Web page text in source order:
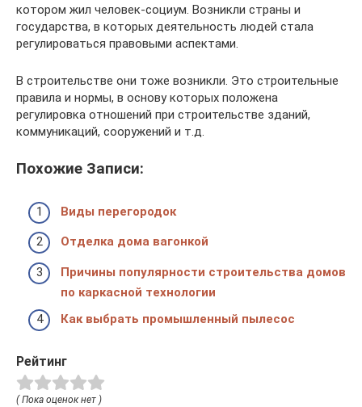
котором жил человек-социум. Возникли страны и
государства, в которых деятельность людей стала
регулироваться правовыми аспектами.
В строительстве они тоже возникли. Это строительные
правила и нормы, в основу которых положена
регулировка отношений при строительстве зданий,
коммуникаций, сооружений и т.д.
Похожие Записи:
Виды перегородок
Отделка дома вагонкой
Причины популярности строительства домов
по каркасной технологии
Как выбрать промышленный пылесос
Рейтинг
( Пока оценок нет )